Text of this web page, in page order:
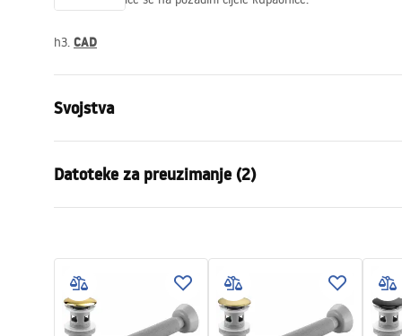
h3. CAD
Svojstva
Materijal
Boja
Imitacija
Širina
mm
Visina
130 mm
Datoteke za preuzimanje (2)